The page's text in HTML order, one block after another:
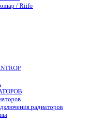
/ Riifo
радиаторов